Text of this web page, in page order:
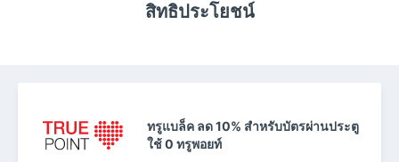
สิทธิประโยชน์
ทรูแบล็ค ลด 10% สำหรับบัตรผ่านประตู
ใช้ 0 ทรูพอยท์